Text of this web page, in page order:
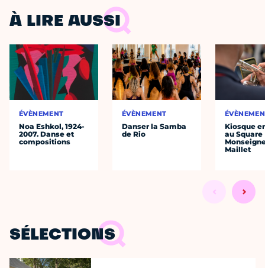
À LIRE AUSSI
ÉVÈNEMENT
Noa Eshkol, 1924-
2007. Danse et
compositions
ÉVÈNEMENT
Danser la Samba
de Rio
Kiosque
au Square
Maillet
SÉLECTIONS